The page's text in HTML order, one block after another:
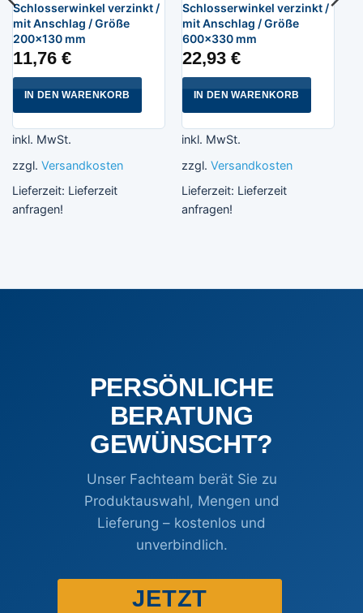
Schlosserwinkel verzinkt /
mit Anschlag / Größe
200×130 mm
11,76 €
IN DEN WARENKORB
inkl. MwSt.
zzgl. Versandkosten
Lieferzeit: Lieferzeit
anfragen!
Schlosserwinkel verzinkt /
mit Anschlag / Größe
600×330 mm
22,93 €
IN DEN WARENKORB
inkl. MwSt.
zzgl. Versandkosten
Lieferzeit: Lieferzeit
anfragen!
PERSÖNLICHE
BERATUNG
GEWÜNSCHT?
Unser Fachteam berät Sie zu
Produktauswahl, Mengen und
Lieferung – kostenlos und
unverbindlich.
JETZT